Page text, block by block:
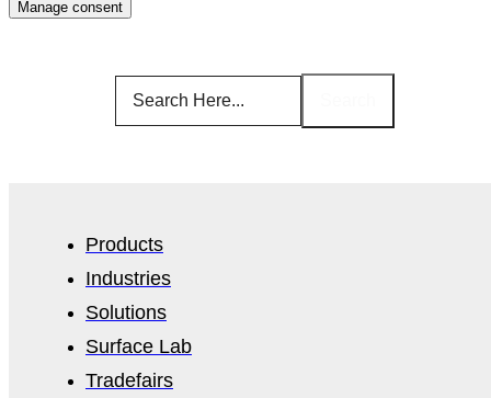
Manage consent
Products
Industries
Solutions
Surface Lab
Tradefairs